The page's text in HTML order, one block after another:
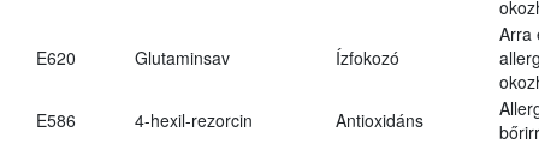
E620 Glutaminsav Ízfokozó
Arra
E586
4-hexil-rezorcin Antioxidáns